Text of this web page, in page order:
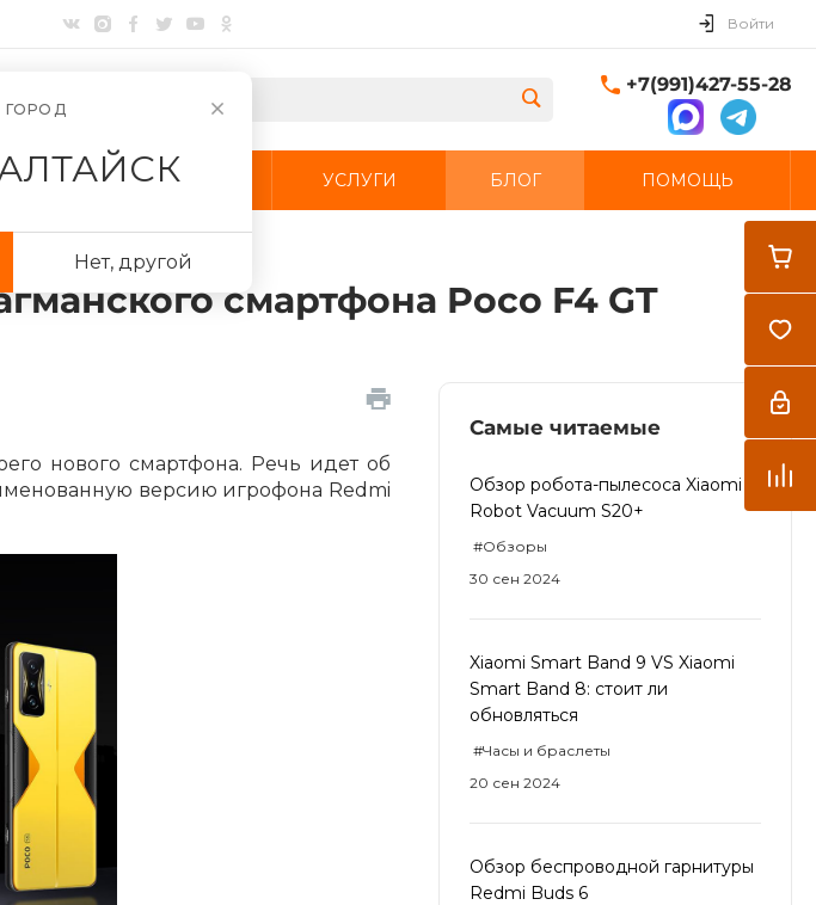
Закрыть
корзину
Нет, другой
Войти
+7(991)427-55-28
КОМПАНИЯ УСЛУГИ БЛОГ ПОМОЩЬ
смартфона Poco F4 GT
смартфона Poco F4 GT
Самые читаемые
Обзор робота-пылесоса Xiaomi
Robot Vacuum S20+
#Обзоры
30 сен 2024
Xiaomi Smart Band 9 VS Xiaomi
Smart Band 8: стоит ли
обновляться
#Часы и браслеты
20 сен 2024
Обзор беспроводной гарнитуры
Redmi Buds 6
нового смартфона. Речь идет об
версию игрофона Redmi